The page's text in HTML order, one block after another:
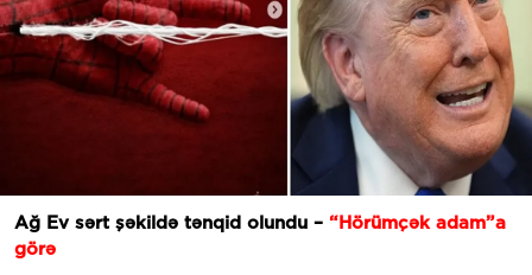
Ağ Ev sərt şəkildə tənqid olundu – “Hörümçək adam”a
görə